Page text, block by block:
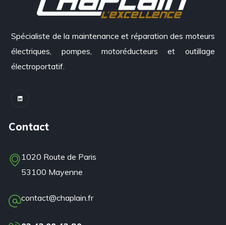
Spécialiste de la maintenance et réparation des moteurs
électriques, pompes, motoréducteurs et outillage
électroportatif.
Contact
1020 Route de Paris
53100 Mayenne
contact@chaplain.fr